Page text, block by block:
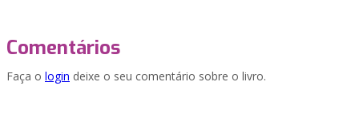
Comentários
Faça o login deixe o seu comentário sobre o livro.